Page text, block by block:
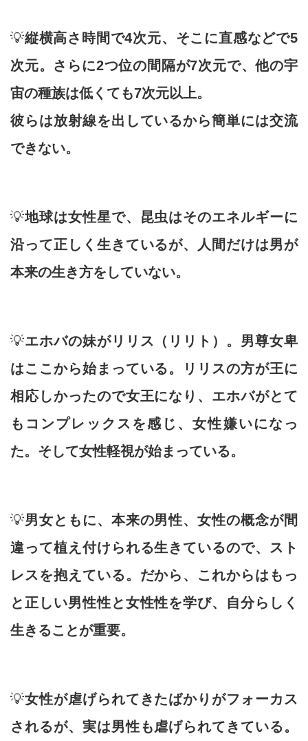
💡縦横高さ時間で4次元、そこに直感などで5
次元。さらに2つ位の間隔が7次元で、他の宇
宙の種族は低くても7次元以上。
彼らは放射線を出しているから簡単には交流
できない。
💡地球は女性星で、昆虫はそのエネルギーに
沿って正しく生きているが、人間だけは男が
本来の生き方をしていない。
💡エホバの妹がリリス（リリト）。男尊女卑
はここから始まっている。リリスの方が王に
相応しかったので女王になり、エホバがとて
もコンプレックスを感じ、女性嫌いになっ
た。そして女性軽視が始まっている。
💡男女ともに、本来の男性、女性の概念が間
違って植え付けられる生きているので、スト
レスを抱えている。だから、これからはもっ
と正しい男性性と女性性を学び、自分らしく
生きることが重要。
💡女性が虐げられてきたばかりがフォーカス
されるが、実は男性も虐げられてきている。